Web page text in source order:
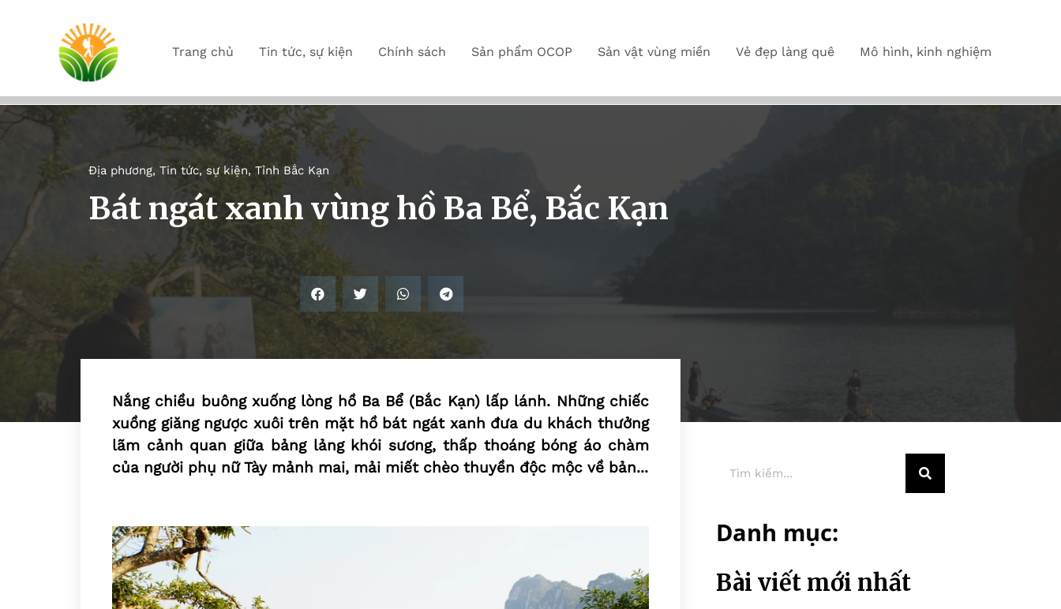
Trang chủ Tin tức, sự kiện Chính sách Sản phẩm OCOP Sản vật vùng miền Vẻ đẹp làng quê Mô hình, kinh nghiệm
Địa phương, Tin tức, sự kiện, Tỉnh Bắc Kạn
Bát ngát xanh vùng hồ Ba Bể, Bắc Kạn
Nắng chiều buông xuống lòng hồ Ba Bể (Bắc Kạn) lấp lánh. Những chiếc
xuồng giăng ngược xuôi trên mặt hồ bát ngát xanh đưa du khách thưởng
lãm cảnh quan giữa bảng lảng khói sương, thấp thoáng bóng áo chàm
của người phụ nữ Tày mảnh mai, mải miết chèo thuyền độc mộc về bản...
Danh mục:
Bài viết mới nhất